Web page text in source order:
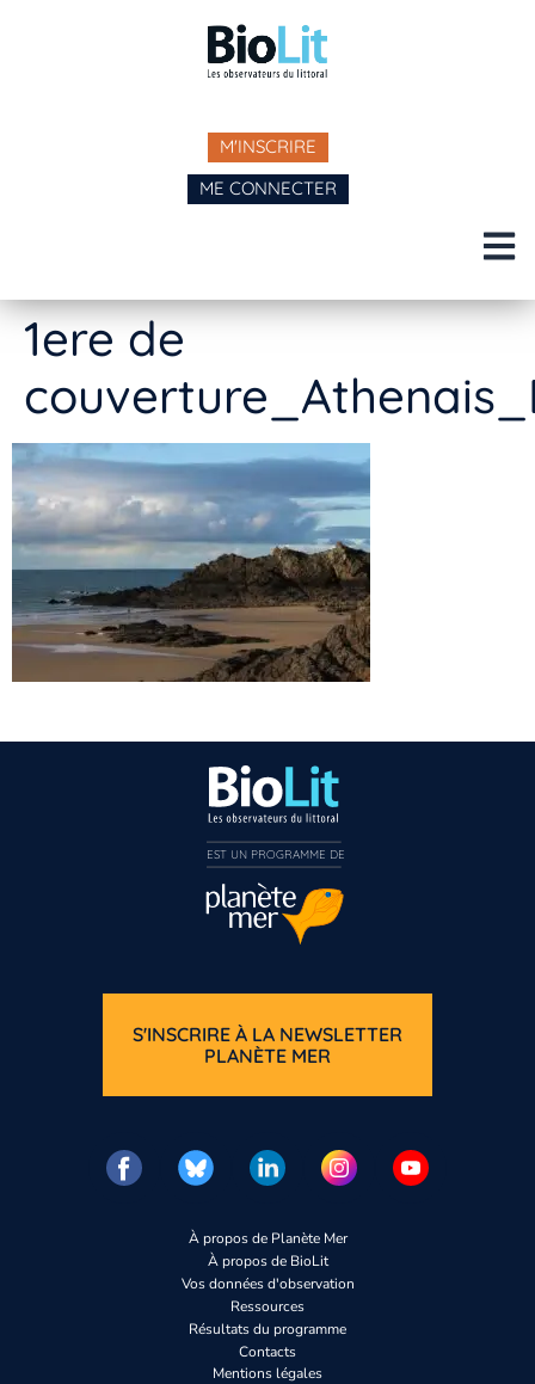
M'INSCRIRE
ME CONNECTER
1ere de
À propos de Planète Mer
À propos de BioLit
Vos données d'observation
Ressources
Résultats du programme
Contacts
Mentions légales
S'INSCRIRE À LA NEWSLETTER
PLANÈTE MER